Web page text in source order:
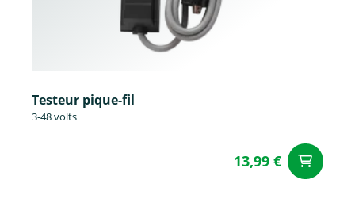
Testeur pique-fil
3-48 volts
13,99 €